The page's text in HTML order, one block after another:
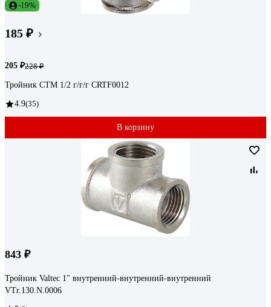
-19%
185 ₽
205 ₽228 ₽
Тройник СТМ 1/2 г/г/г CRTF0012
4.9(35)
В корзину
843 ₽
Тройник Valtec 1" внутренний-внутренний-внутренний
VTr.130.N.0006